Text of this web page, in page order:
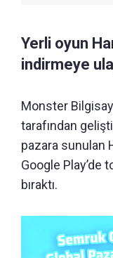
Yerli oyun
indirmeye
Monster
tarafından
pazara sunulan
Google Play’de
bıraktı.